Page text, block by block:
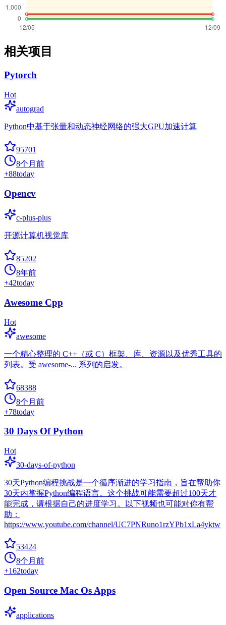
相关项目
Pytorch
Hot
autograd
Python中基于张量和动态神经网络的强大GPU加速计算
95701
8个月前
+88today
Opencv
c-plus-plus
开源计算机视觉库
85202
8年前
+42today
Awesome Cpp
Hot
awesome
一个精心整理的 C++（或 C）框架、库、资源以及优秀工具的
列表。受 awesome-... 系列的启发。
68388
8个月前
+78today
30 Days Of Python
Hot
30-days-of-python
30天Python编程挑战是一个循序渐进的学习指南，旨在帮助你
30天内掌握Python编程语言。这个挑战可能需要超过100天才
能完成，请根据自己的进度学习。以下视频也可能对你有帮
助：
https://www.youtube.com/channel/UC7PNRuno1rzYPb1xLa4yktw
53424
8个月前
+162today
Open Source Mac Os Apps
applications